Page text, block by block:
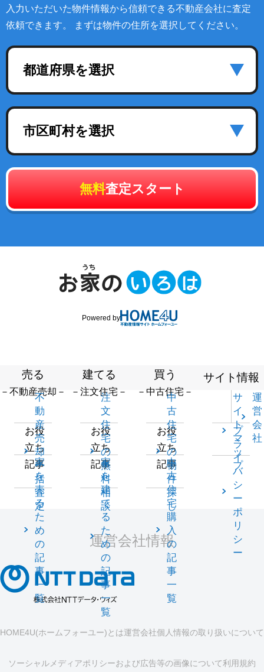
入力いただいた物件情報から信頼できる不動産会社に査定
依頼できます。 まずは物件の住所を選択してください。
都道府県を選択
市区町村を選択
無料査定スタート
Powered by
売る
－不動産売却－
不
動
産
売
却
一
括
査
定
お役
立ち
記事
家
を
売
る
た
め
の
記
事
一
覧
建てる
－注文住宅－
注
文
住
宅
の
無
料
相
談
お役
立ち
記事
家
を
建
て
る
た
め
の
記
事
一
覧
買う
－中古住宅－
中
古
住
宅
の
物
件
探
し
お役
立ち
記事
中
古
住
宅
購
入
の
記
事
一
覧
サイト情報
サ
イ
ト
マ
ッ
プ
運
営
会
社
プ
ラ
イ
バ
シ
ー
ポ
リ
シ
ー
運営会社情報
HOME4U(ホームフォーユー)とは運営会社個人情報の取り扱いについて
ソーシャルメディアポリシーおよび広告等の画像について利用規約